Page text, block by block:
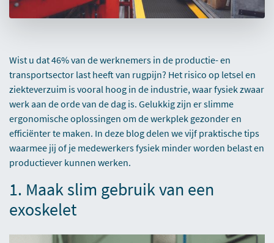
Wist u dat 46% van de werknemers in de productie- en
transportsector last heeft van rugpijn? Het risico op letsel en
ziekteverzuim is vooral hoog in de industrie, waar fysiek zwaar
werk aan de orde van de dag is. Gelukkig zijn er slimme
ergonomische oplossingen om de werkplek gezonder en
efficiënter te maken. In deze blog delen we vijf praktische tips
waarmee jij of je medewerkers fysiek minder worden belast en
productiever kunnen werken.
1. Maak slim gebruik van een
exoskelet